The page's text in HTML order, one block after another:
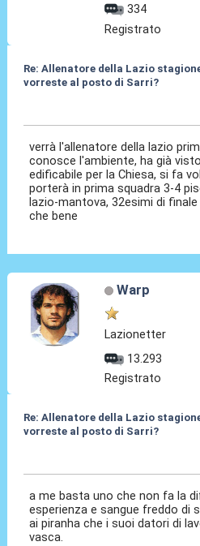
334
Registrato
Re: Allenatore della Lazio
vorreste al posto di Sarri?
verrà l'allenatore della lazio
conosce l'ambiente, ha già
edificabile per la Chiesa, si fa
porterà in prima squadra 3-4
lazio-mantova, 32esimi di
che bene
Warp
Lazionetter
13.293
Registrato
Re: Allenatore della Lazio
vorreste al posto di Sarri?
a me basta uno che non fa la
esperienza e sangue freddo di
ai piranha che i suoi datori di
vasca.